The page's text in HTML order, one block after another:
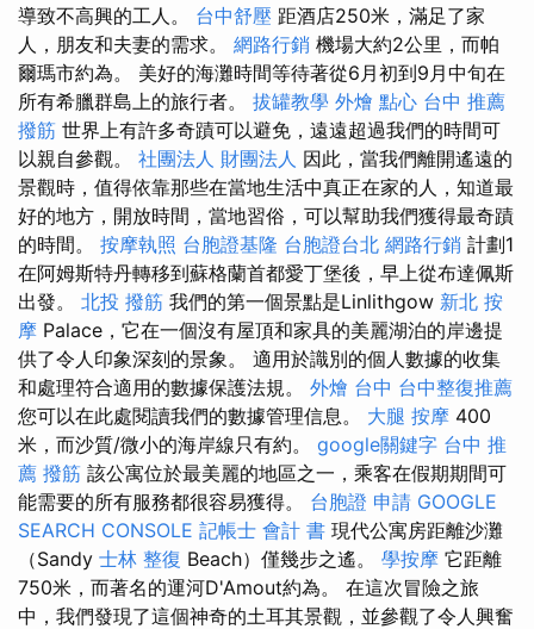
導致不高興的工人。 台中舒壓 距酒店250米，滿足了家
人，朋友和夫妻的需求。 網路行銷 機場大約2公里，而帕
爾瑪市約為。 美好的海灘時間等待著從6月初到9月中旬在
所有希臘群島上的旅行者。 拔罐教學 外燴 點心 台中 推薦
撥筋 世界上有許多奇蹟可以避免，遠遠超過我們的時間可
以親自參觀。 社團法人 財團法人 因此，當我們離開遙遠的
景觀時，值得依靠那些在當地生活中真正在家的人，知道最
好的地方，開放時間，當地習俗，可以幫助我們獲得最奇蹟
的時間。 按摩執照 台胞證基隆 台胞證台北 網路行銷 計劃1
在阿姆斯特丹轉移到蘇格蘭首都愛丁堡後，早上從布達佩斯
出發。 北投 撥筋 我們的第一個景點是Linlithgow 新北 按
摩 Palace，它在一個沒有屋頂和家具的美麗湖泊的岸邊提
供了令人印象深刻的景象。 適用於識別的個人數據的收集
和處理符合適用的數據保護法規。 外燴 台中 台中整復推薦
您可以在此處閱讀我們的數據管理信息。 大腿 按摩 400
米，而沙質/微小的海岸線只有約。 google關鍵字 台中 推
薦 撥筋 該公寓位於最美麗的地區之一，乘客在假期期間可
能需要的所有服務都很容易獲得。 台胞證 申請 GOOGLE
SEARCH CONSOLE 記帳士 會計 書 現代公寓房距離沙灘
（Sandy 士林 整復 Beach）僅幾步之遙。 學按摩 它距離
750米，而著名的運河D'Amout約為。 在這次冒險之旅
中，我們發現了這個神奇的土耳其景觀，並參觀了令人興奮